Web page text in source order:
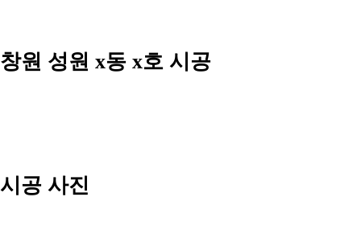
창원 성원 x동 x호 시공
시공 사진